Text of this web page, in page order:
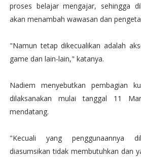
proses belajar mengajar, sehingga
akan menambah wawasan dan
"Namun tetap dikecualikan adalah
game dan lain-lain," katanya.
Nadiem menyebutkan pembagian
dilaksanakan mulai tanggal 11
mendatang.
"Kecuali yang penggunaannya
diasumsikan tidak membutuhkan dan